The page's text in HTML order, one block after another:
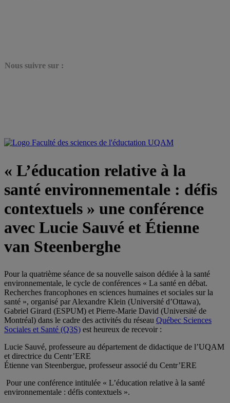
Nous suivre sur :
« L’éducation relative à la
santé environnementale : défis
contextuels » une conférence
avec Lucie Sauvé et Étienne
van Steenberghe
Pour la quatrième séance de sa nouvelle saison dédiée à la santé
environnementale, le cycle de conférences « La santé en débat.
Recherches francophones en sciences humaines et sociales sur la
santé », organisé par Alexandre Klein (Université d’Ottawa),
Gabriel Girard (ESPUM) et Pierre-Marie David (Université de
Montréal) dans le cadre des activités du réseau Québec Sciences
Sociales et Santé (Q3S) est heureux de recevoir :
Lucie Sauvé, professeure au département de didactique de l’UQAM
et directrice du Centr’ERE
Étienne van Steenbergue, professeur associé du Centr’ERE
Pour une conférence intitulée « L’éducation relative à la santé
environnementale : défis contextuels ».